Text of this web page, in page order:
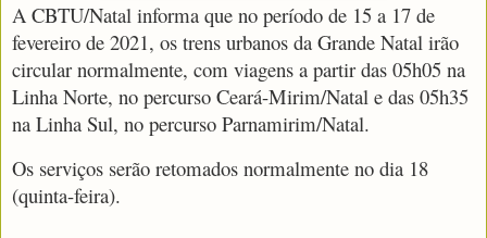
A CBTU/Natal informa que no período de 15 a 17 de
fevereiro de 2021, os trens urbanos da Grande Natal irão
circular normalmente, com viagens a partir das 05h05 na
Linha Norte, no percurso Ceará-Mirim/Natal e das 05h35
na Linha Sul, no percurso Parnamirim/Natal.
Os serviços serão retomados normalmente no dia 18
(quinta-feira).